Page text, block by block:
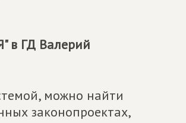
в ГД Валерий
можно найти
законопроектах,